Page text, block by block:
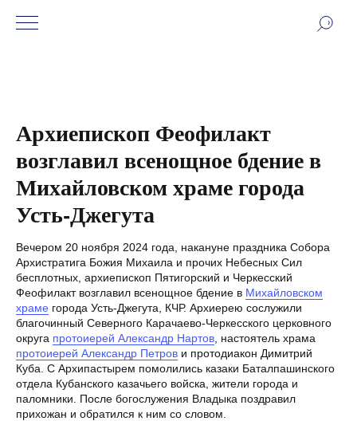
Архиепископ Феофилакт
возглавил всенощное бдение в
Михайловском храме города
Усть-Джегута
Вечером 20 ноября 2024 года, накануне праздника Собора
Архистратига Божия Михаила и прочих Небесных Сил
бесплотных, архиепископ Пятигорский и Черкесский
Феофилакт возглавил всенощное бдение в Михайловском
храме города Усть-Джегута, КЧР. Архиерею сослужили
благочинный Северного Карачаево-Черкесского церковного
округа протоиерей Александр Нартов , настоятель храма
протоиерей Александр Петров и протодиакон Димитрий
Куба. С Архипастырем помолились казаки Баталпашинского
отдела Кубанского казачьего войска, жители города и
паломники. После богослужения Владыка поздравил
прихожан и обратился к ним со словом.